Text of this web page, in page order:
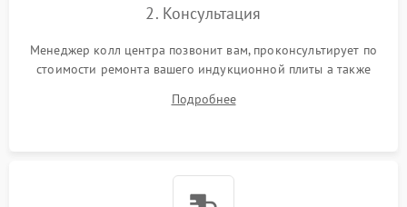
2. Консультация
Менеджер колл центра позвонит вам, проконсультирует по
стоимости ремонта вашего индукционной плиты а также
Подробнее